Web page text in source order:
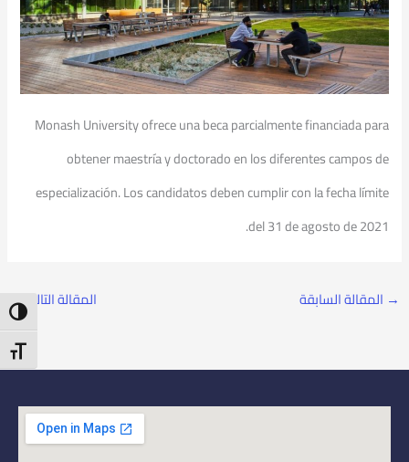
Monash University ofrece una beca parcialmente financiada para
obtener maestría y doctorado en los diferentes campos de
especialización. Los candidatos deben cumplir con la fecha límite
del 31 de agosto de 2021.
→ المقالة السابقة المقالة التالية←